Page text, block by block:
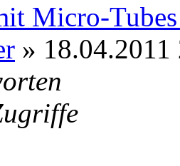
Micro-
» 18.04.2011